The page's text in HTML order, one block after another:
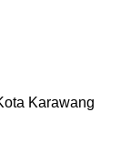
Karawang